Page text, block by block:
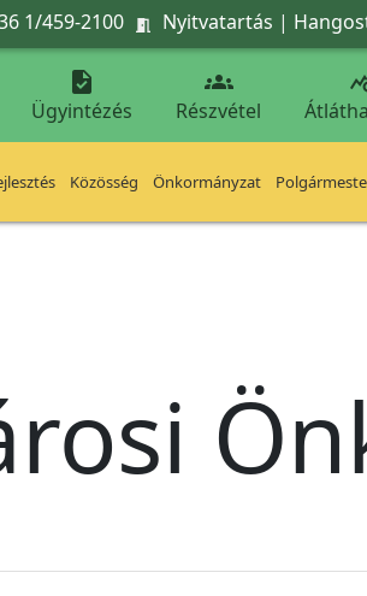
1/459-2100  Nyitvatartás |

Ügyintézés

Részvétel
Közösség Önkormányzat